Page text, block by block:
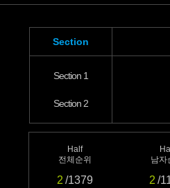
Section
Section 1
Section 2
Half
전체순위
2 /1379
남자
2 /